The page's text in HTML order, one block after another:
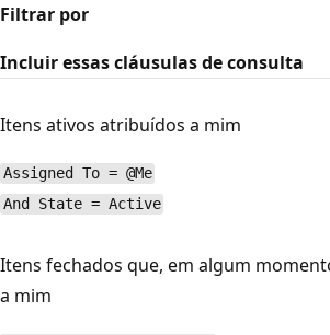
Filtrar por
Incluir essas cláusulas de consulta
Itens ativos atribuídos a mim
Assigned To = @Me
And State = Active
Itens fechados que, em algum
a mim